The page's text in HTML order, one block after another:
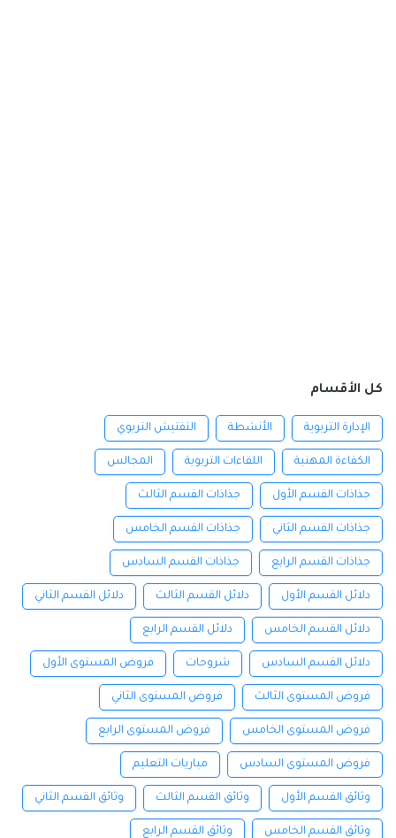
كل الأقسام
الإدارة التربوية الأنشطة التفتيش التربوي
الكفاءة المهنية اللقاءات التربوية المجالس
جذاذات القسم الأول جذاذات القسم الثالث
جذاذات القسم الثاني جذاذات القسم الخامس
جذاذات القسم الرابع جذاذات القسم السادس
دلائل القسم الأول دلائل القسم الثالث دلائل القسم الثاني
دلائل القسم الخامس دلائل القسم الرابع
دلائل القسم السادس شروحات فروض المستوى الأول
فروض المستوى الثالث فروض المستوى الثاني
فروض المستوى الخامس فروض المستوى الرابع
فروض المستوى السادس مباريات التعليم
وثائق القسم الأول وثائق القسم الثالث وثائق القسم الثاني
وثائق القسم الخامس وثائق القسم الرابع